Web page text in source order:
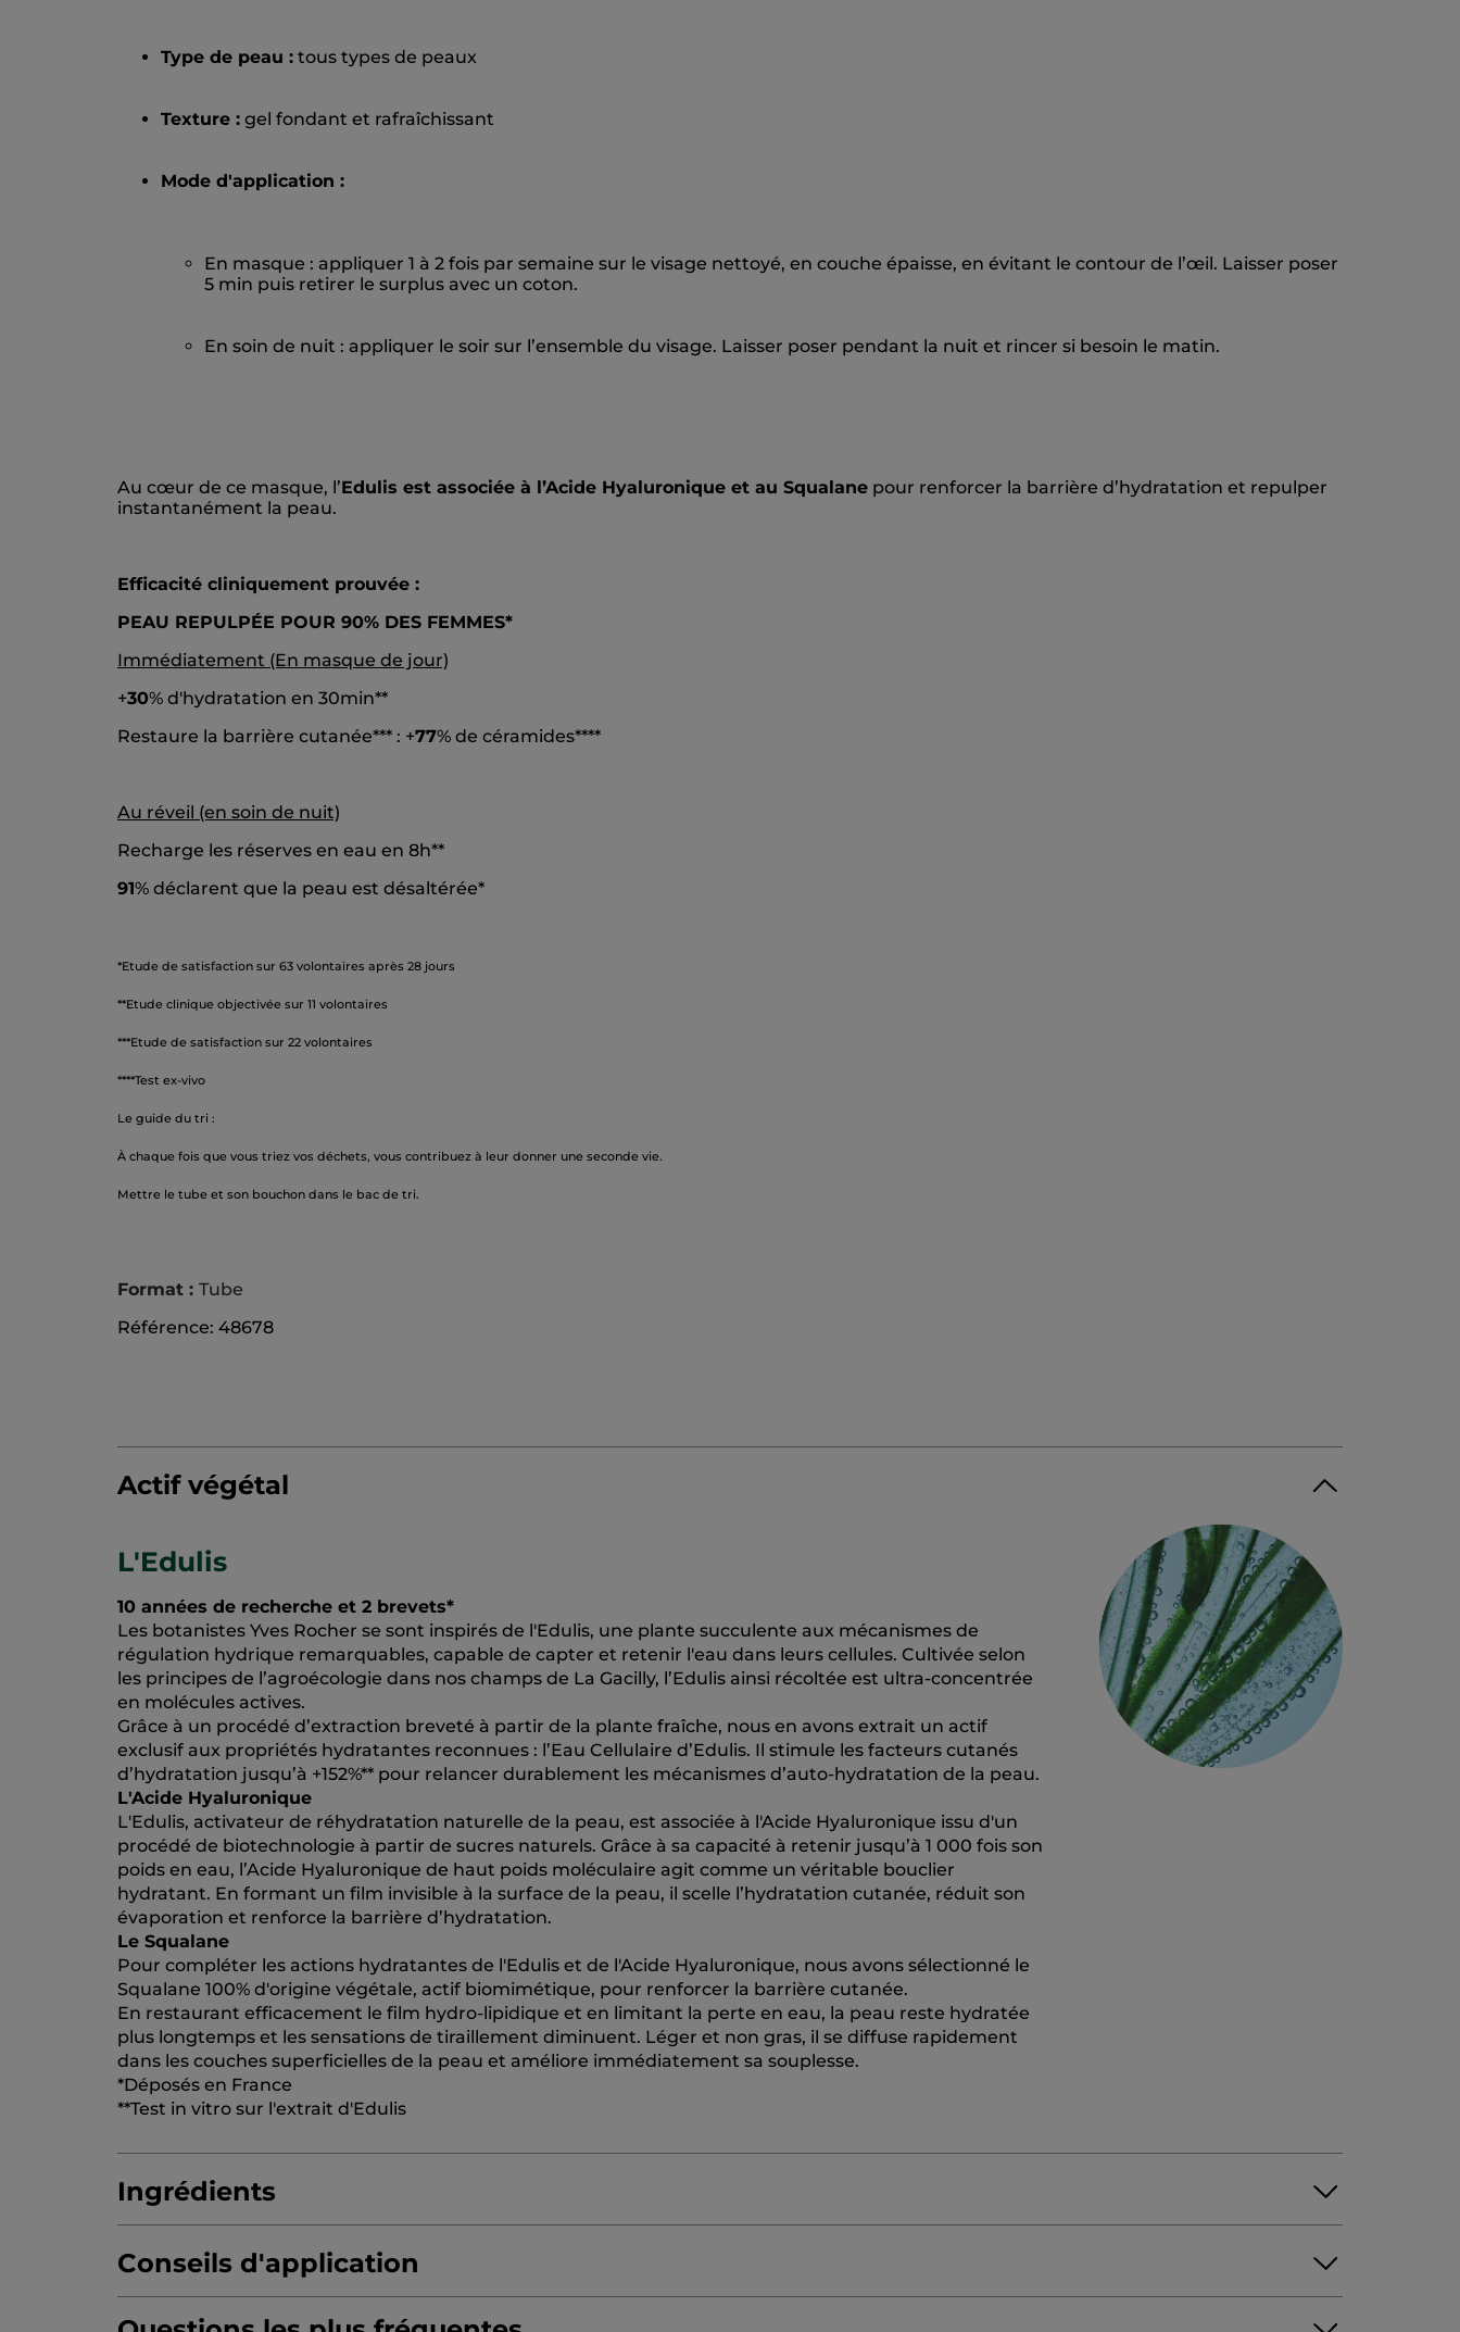
Type de peau : tous types de peaux
Texture : gel fondant et rafraîchissant
Mode d'application :
En masque : appliquer 1 à 2 fois par semaine sur le visage nettoyé, en couche épaisse, en évitant le contour de l’œil. Laisser poser
5 min puis retirer le surplus avec un coton.
En soin de nuit : appliquer le soir sur l’ensemble du visage. Laisser poser pendant la nuit et rincer si besoin le matin.
Au cœur de ce masque, l’Edulis est associée à l’Acide Hyaluronique et au Squalane pour renforcer la barrière d’hydratation et repulper
instantanément la peau.
Efficacité cliniquement prouvée :
PEAU REPULPÉE POUR 90% DES FEMMES*
Immédiatement (En masque de jour)
+30% d'hydratation en 30min**
Restaure la barrière cutanée*** : +77% de céramides****
Au réveil (en soin de nuit)
Recharge les réserves en eau en 8h**
91% déclarent que la peau est désaltérée*
*Etude de satisfaction sur 63 volontaires après 28 jours
**Etude clinique objectivée sur 11 volontaires
***Etude de satisfaction sur 22 volontaires
****Test ex-vivo
Le guide du tri :
À chaque fois que vous triez vos déchets, vous contribuez à leur donner une seconde vie.
Mettre le tube et son bouchon dans le bac de tri.
Format : Tube
Référence: 48678
Actif végétal
L'Edulis
10 années de recherche et 2 brevets*
Les botanistes Yves Rocher se sont inspirés de l'Edulis, une plante succulente aux mécanismes de
régulation hydrique remarquables, capable de capter et retenir l'eau dans leurs cellules. Cultivée selon
les principes de l’agroécologie dans nos champs de La Gacilly, l’Edulis ainsi récoltée est ultra-concentrée
en molécules actives.
Grâce à un procédé d’extraction breveté à partir de la plante fraîche, nous en avons extrait un actif
exclusif aux propriétés hydratantes reconnues : l’Eau Cellulaire d’Edulis. Il stimule les facteurs cutanés
d’hydratation jusqu’à +152%** pour relancer durablement les mécanismes d’auto-hydratation de la peau.
L'Acide Hyaluronique
L'Edulis, activateur de réhydratation naturelle de la peau, est associée à l'Acide Hyaluronique issu d'un
procédé de biotechnologie à partir de sucres naturels. Grâce à sa capacité à retenir jusqu’à 1 000 fois son
poids en eau, l’Acide Hyaluronique de haut poids moléculaire agit comme un véritable bouclier
hydratant. En formant un film invisible à la surface de la peau, il scelle l’hydratation cutanée, réduit son
évaporation et renforce la barrière d’hydratation.
Le Squalane
Pour compléter les actions hydratantes de l'Edulis et de l'Acide Hyaluronique, nous avons sélectionné le
Squalane 100% d'origine végétale, actif biomimétique, pour renforcer la barrière cutanée.
En restaurant efficacement le film hydro-lipidique et en limitant la perte en eau, la peau reste hydratée
plus longtemps et les sensations de tiraillement diminuent. Léger et non gras, il se diffuse rapidement
dans les couches superficielles de la peau et améliore immédiatement sa souplesse.
*Déposés en France
**Test in vitro sur l'extrait d'Edulis
Ingrédients
AQUA/WATER/EAU GLYCERIN HYDROXYETHYL ACRYLATE/SODIUM ACRYLOYLDIMETHYL TAURATE COPOLYMER BUTYLENE GLYCOL.
SQUALANE ANTHEMIS NOBILIS FLOWER WATER
Conseils d'application